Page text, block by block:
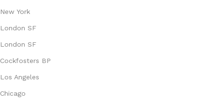
New York
London SF
London SF
Cockfosters BP
Los Angeles
Chicago